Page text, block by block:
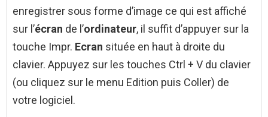
enregistrer sous forme d’image ce qui est affiché
sur l’écran de l’ordinateur, il suffit d’appuyer sur la
touche Impr. Ecran située en haut à droite du
clavier. Appuyez sur les touches Ctrl + V du clavier
(ou cliquez sur le menu Edition puis Coller) de
votre logiciel.